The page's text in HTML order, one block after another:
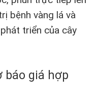
bệnh vàng lá và
triển của cây
báo giá hợp